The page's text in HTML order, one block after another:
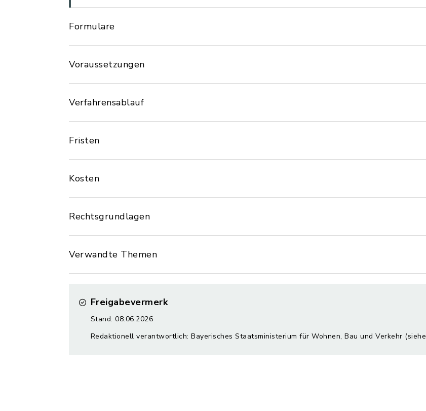
Formulare
Voraussetzungen
Verfahrensablauf
Fristen
Kosten
Rechtsgrundlagen
Verwandte Themen
Freigabevermerk
Stand: 08.06.2026
Redaktionell verantwortlich: Bayerisches Staatsministerium für Wohnen, Bau und Verkehr (siehe